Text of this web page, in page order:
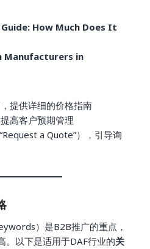
How Much Does It
Manufacturers in
提供详细的价格指南
高客户预期管理
a Quote”），引导询
）是B2B推广的重点，
。以下是适用于DAF行业的关